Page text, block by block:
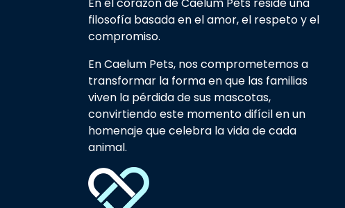
En el corazón de Caelum Pets reside una
filosofía basada en el amor, el respeto y el
compromiso.
En Caelum Pets, nos comprometemos a
transformar la forma en que las familias
viven la pérdida de sus mascotas,
convirtiendo este momento difícil en un
homenaje que celebra la vida de cada
animal.